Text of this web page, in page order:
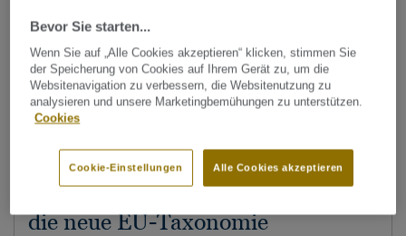
PDF
Nachhaltigkeit
Tarkett unterstützt bei der
Ausrichtung von Bauprojekten auf
die neue EU-Taxonomie
Bevor Sie starten...
Wenn Sie auf „Alle Cookies akzeptieren“ klicken, stimmen Sie
der Speicherung von Cookies auf Ihrem Gerät zu, um die
Websitenavigation zu verbessern, die Websitenutzung zu
analysieren und unsere Marketingbemühungen zu unterstützen.
Cookies
Alle Cookies akzeptieren
Cookie-Einstellungen